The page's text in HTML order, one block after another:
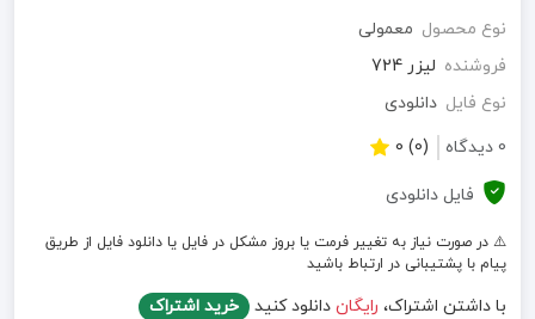
نوع محصول معمولی
فروشنده لیزر 724
نوع فایل دانلودی
0 دیدگاه
(0) 0
فایل دانلودی
⚠️ در صورت نیاز به تغییر فرمت یا بروز مشکل در فایل یا دانلود فایل از طریق
پیام با پشتیبانی در ارتباط باشید
با داشتن اشتراک، رایگان دانلود کنید خرید اشتراک